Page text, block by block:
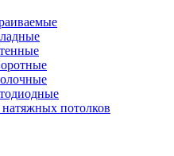
потолков